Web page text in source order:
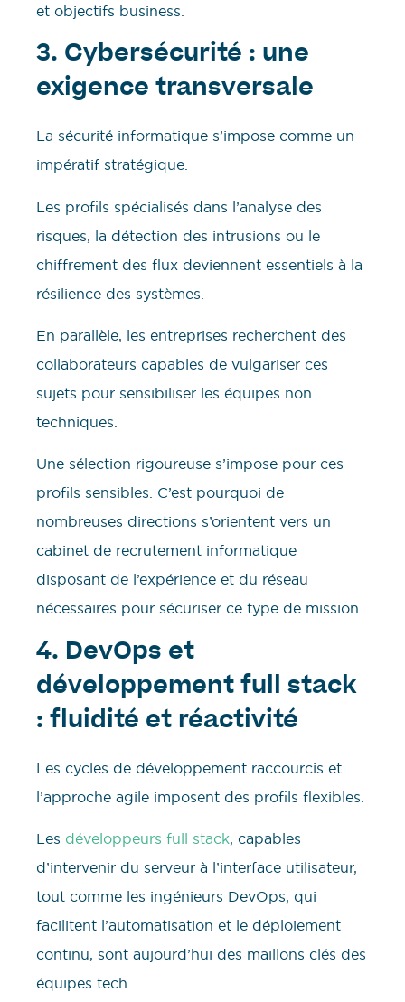
et objectifs business.
3. Cybersécurité : une
exigence transversale
La sécurité informatique s’impose comme un
impératif stratégique.
Les profils spécialisés dans l’analyse des
risques, la détection des intrusions ou le
chiffrement des flux deviennent essentiels à la
résilience des systèmes.
En parallèle, les entreprises recherchent des
collaborateurs capables de vulgariser ces
sujets pour sensibiliser les équipes non
techniques.
Une sélection rigoureuse s’impose pour ces
profils sensibles. C’est pourquoi de
nombreuses directions s’orientent vers un
cabinet de recrutement informatique
disposant de l’expérience et du réseau
nécessaires pour sécuriser ce type de mission.
4. DevOps et
développement full stack
: fluidité et réactivité
Les cycles de développement raccourcis et
l’approche agile imposent des profils flexibles.
Les développeurs full stack, capables
d’intervenir du serveur à l’interface utilisateur,
tout comme les ingénieurs DevOps, qui
facilitent l’automatisation et le déploiement
continu, sont aujourd’hui des maillons clés des
équipes tech.